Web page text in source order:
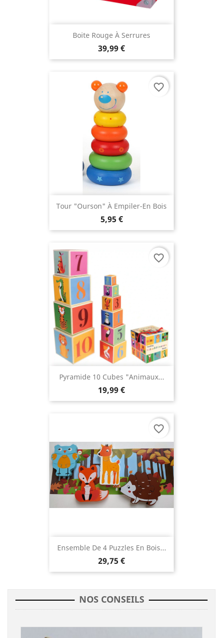
Boite Rouge À Serrures
39,99 €
Tour "Ourson" À Empiler-En Bois
5,95 €
favorite_border
Pyramide 10 Cubes "Animaux...
19,99 €
favorite_border
Ensemble De 4 Puzzles En Bois...
29,75 €
favorite_border
NOS CONSEILS